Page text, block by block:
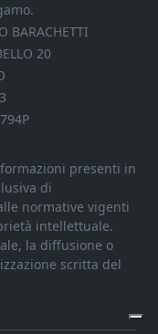
BARACHETTI
20
presenti in
di
normative vigenti
intellettuale.
la diffusione o
scritta del